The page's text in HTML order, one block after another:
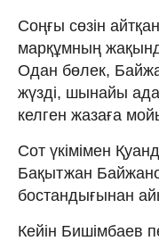
Соңғы сөзін
марқұмның
Одан бөлек,
жүзді, шынайы
келген жазаға
Сот үкімімен
Бақытжан
бостандығынан
Кейін Бишімбаев